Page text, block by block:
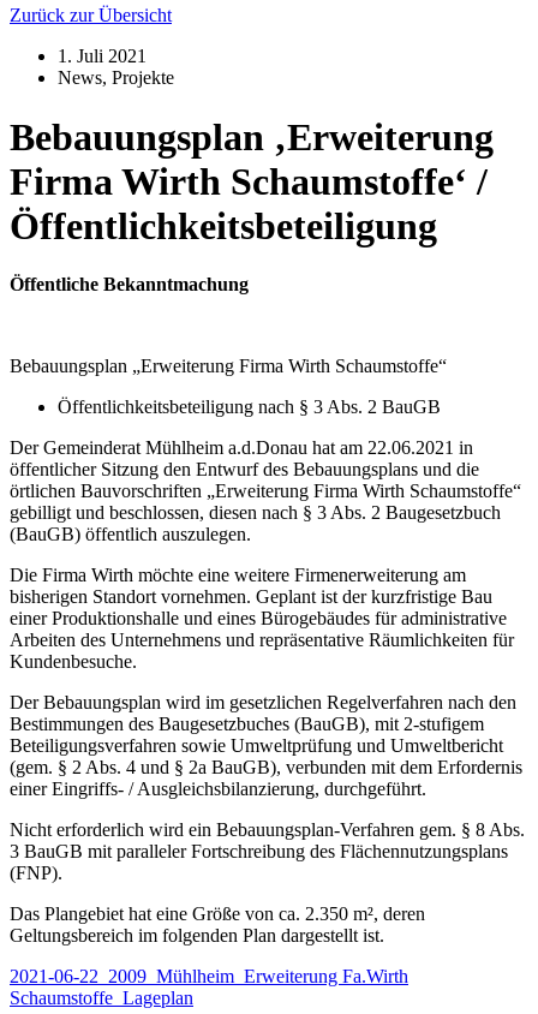
Zurück zur Übersicht
1. Juli 2021
News, Projekte
Bebauungsplan ‚Erweiterung
Firma Wirth Schaumstoffe‘ /
Öffentlichkeitsbeteiligung
Öffentliche Bekanntmachung
Bebauungsplan „Erweiterung Firma Wirth Schaumstoffe“
Öffentlichkeitsbeteiligung nach § 3 Abs. 2 BauGB
Der Gemeinderat Mühlheim a.d.Donau hat am 22.06.2021 in
öffentlicher Sitzung den Entwurf des Bebauungsplans und die
örtlichen Bauvorschriften „Erweiterung Firma Wirth Schaumstoffe“
gebilligt und beschlossen, diesen nach § 3 Abs. 2 Baugesetzbuch
(BauGB) öffentlich auszulegen.
Die Firma Wirth möchte eine weitere Firmenerweiterung am
bisherigen Standort vornehmen. Geplant ist der kurzfristige Bau
einer Produktionshalle und eines Bürogebäudes für administrative
Arbeiten des Unternehmens und repräsentative Räumlichkeiten für
Kundenbesuche.
Der Bebauungsplan wird im gesetzlichen Regelverfahren nach den
Bestimmungen des Baugesetzbuches (BauGB), mit 2-stufigem
Beteiligungsverfahren sowie Umweltprüfung und Umweltbericht
(gem. § 2 Abs. 4 und § 2a BauGB), verbunden mit dem Erfordernis
einer Eingriffs- / Ausgleichsbilanzierung, durchgeführt.
Nicht erforderlich wird ein Bebauungsplan-Verfahren gem. § 8 Abs.
3 BauGB mit paralleler Fortschreibung des Flächennutzungsplans
(FNP).
Das Plangebiet hat eine Größe von ca. 2.350 m², deren
Geltungsbereich im folgenden Plan dargestellt ist.
2021-06-22_2009_Mühlheim_Erweiterung Fa.Wirth
Schaumstoffe_Lageplan